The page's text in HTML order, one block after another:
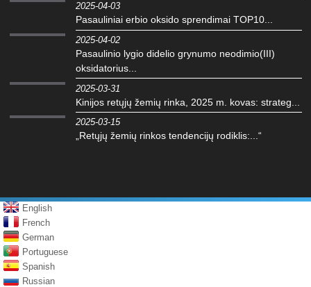
2025-04-03
Pasauliniai erbio oksido sprendimai TOP10...
2025-04-02
Pasaulinio lygio didelio grynumo neodimio(III)
oksidatorius...
2025-03-31
Kinijos retųjų žemių rinka, 2025 m. kovas: strateg...
2025-03-15
„Retųjų žemių rinkos tendencijų rodiklis:...“
English
French
German
Portuguese
Spanish
Russian